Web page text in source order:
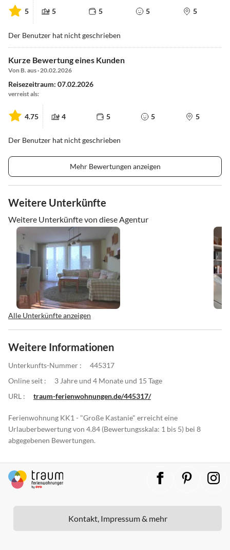
5 5 5 5 5
Der Benutzer hat nicht geschrieben
Kurze Bewertung eines Kunden
Von B. aus · 20.02.2026
Reisezeitraum: 07.02.2026
verreist als:
4.75 4 5 5 5
Der Benutzer hat nicht geschrieben
Mehr Bewertungen anzeigen
Weitere Unterkünfte
Weitere Unterkünfte von diese Agentur
Alle Unterkünfte anzeigen
Weitere Informationen
Unterkunfts-Nummer :
445317
Online seit :
3 Jahre und 4 Monate und 15 Tage
URL :
traum-ferienwohnungen.de/445317/
Ferienwohnung KK1 - "Große Kastanie" erreicht eine
Urlauberbewertung von 4.84 (Bewertungsskala: 1 bis 5) bei 8
abgegebenen Bewertungen.
Kontakt, Impressum & mehr